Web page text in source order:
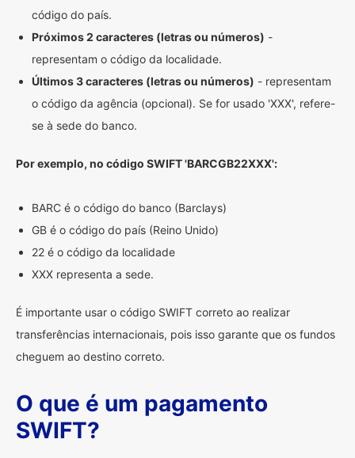
código do país.
Próximos 2 caracteres (letras ou números) -
representam o código da localidade.
Últimos 3 caracteres (letras ou números) - representam
o código da agência (opcional). Se for usado 'XXX', refere-
se à sede do banco.
Por exemplo, no código SWIFT 'BARCGB22XXX':
BARC é o código do banco (Barclays)
GB é o código do país (Reino Unido)
22 é o código da localidade
XXX representa a sede.
É importante usar o código SWIFT correto ao realizar
transferências internacionais, pois isso garante que os fundos
cheguem ao destino correto.
O que é um pagamento
SWIFT?